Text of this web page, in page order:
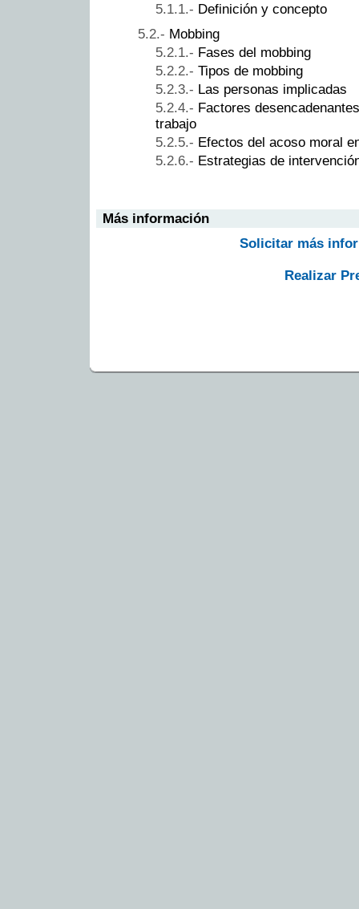
Definición y concepto
Mobbing
Fases del mobbing
Tipos de mobbing
Las personas implicadas
Factores
trabajo
Efectos del acoso moral
Estrategias de
Más información
Solicitar más
Realizar